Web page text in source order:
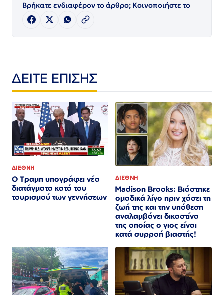
Βρήκατε ενδιαφέρον το άρθρο; Κοινοποιήστε το
ΔΕΙΤΕ ΕΠΙΣΗΣ
ΔΙΕΘΝΗ
Ο Τραμπ υπογράφει νέα
διατάγματα κατά του
τουρισμού των γεννήσεων
ΔΙΕΘΝΗ
Madison Brooks: Βιάστηκε
ομαδικά λίγο πριν χάσει τη
ζωή της και την υπόθεση
αναλαμβάνει δικαστίνα
της οποίας ο γιος είναι
κατά συρροή βιαστής!